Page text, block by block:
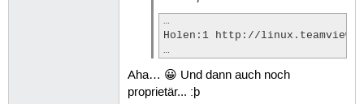
37
40
41
43
…
Holen:1 http://
…
Aha… 😀 Und dann auch noch
proprietär... :þ